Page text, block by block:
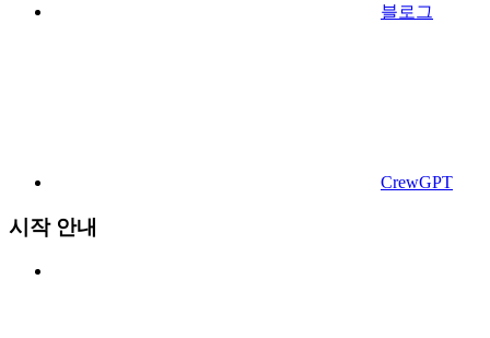
블로그
CrewGPT
시작 안내